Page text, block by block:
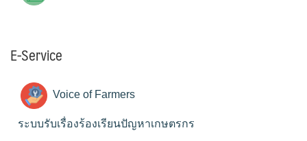
E-Service
Voice of Farmers
ระบบรับเรื่องร้องเรียนปัญหาเกษตรกร